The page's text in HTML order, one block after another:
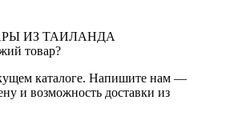
ИЗ ТАИЛАНДА
товар?
каталоге. Напишите нам —
и возможность доставки из